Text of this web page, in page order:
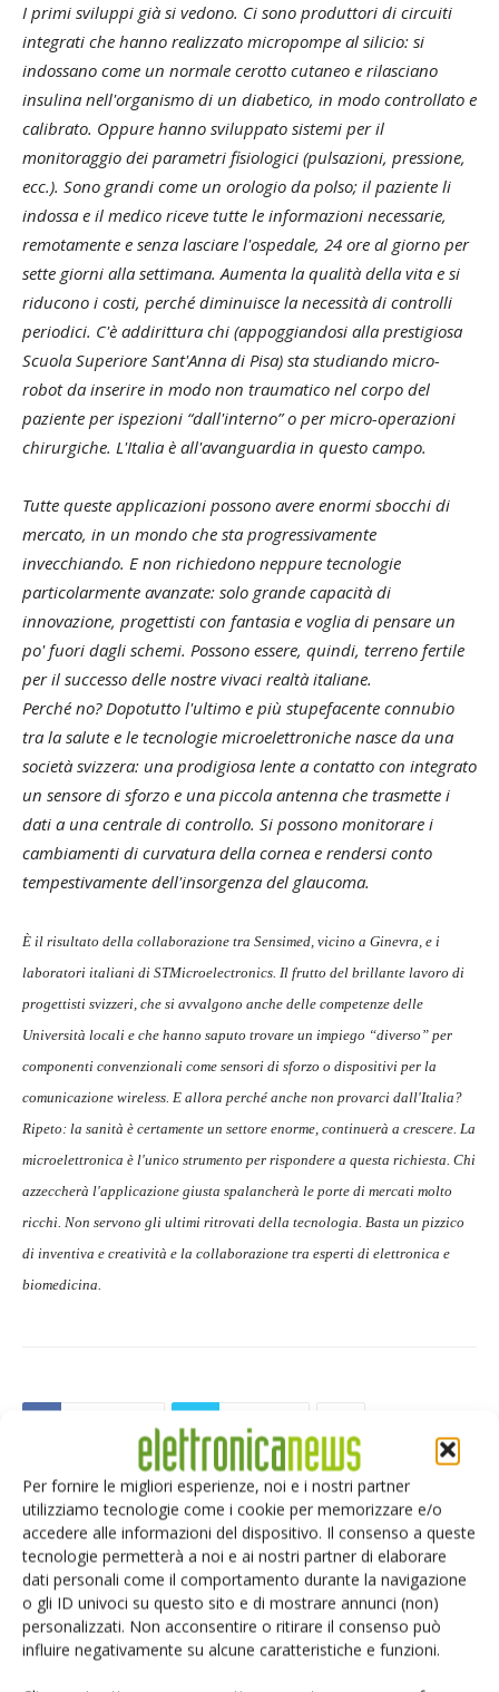
Per fornire le migliori esperienze, noi e i nostri partner
utilizziamo tecnologie come i cookie per memorizzare e/o
accedere alle informazioni del dispositivo. Il consenso a queste
tecnologie permetterà a noi e ai nostri partner di elaborare
dati personali come il comportamento durante la navigazione
o gli ID univoci su questo sito e di mostrare annunci (non)
personalizzati. Non acconsentire o ritirare il consenso può
influire negativamente su alcune caratteristiche e funzioni.
I primi sviluppi già si vedono. Ci sono produttori di circuiti
integrati che hanno realizzato micropompe al silicio: si
indossano come un normale cerotto cutaneo e rilasciano
insulina nell'organismo di un diabetico, in modo controllato e
calibrato. Oppure hanno sviluppato sistemi per il
monitoraggio dei parametri fisiologici (pulsazioni, pressione,
ecc.). Sono grandi come un orologio da polso; il paziente li
indossa e il medico riceve tutte le informazioni necessarie,
remotamente e senza lasciare l'ospedale, 24 ore al giorno per
sette giorni alla settimana. Aumenta la qualità della vita e si
riducono i costi, perché diminuisce la necessità di controlli
periodici. C'è addirittura chi (appoggiandosi alla prestigiosa
Scuola Superiore Sant'Anna di Pisa) sta studiando micro-
robot da inserire in modo non traumatico nel corpo del
paziente per ispezioni “dall'interno” o per micro-operazioni
chirurgiche. L'Italia è all'avanguardia in questo campo.
Tutte queste applicazioni possono avere enormi sbocchi di
mercato, in un mondo che sta progressivamente
invecchiando. E non richiedono neppure tecnologie
particolarmente avanzate: solo grande capacità di
innovazione, progettisti con fantasia e voglia di pensare un
po' fuori dagli schemi. Possono essere, quindi, terreno fertile
per il successo delle nostre vivaci realtà italiane.
Perché no? Dopotutto l'ultimo e più stupefacente connubio
tra la salute e le tecnologie microelettroniche nasce da una
società svizzera: una prodigiosa lente a contatto con integrato
un sensore di sforzo e una piccola antenna che trasmette i
dati a una centrale di controllo. Si possono monitorare i
cambiamenti di curvatura della cornea e rendersi conto
tempestivamente dell'insorgenza del glaucoma.
È il risultato della collaborazione tra Sensimed, vicino a Ginevra, e i
laboratori italiani di STMicroelectronics. Il frutto del brillante lavoro di
progettisti svizzeri, che si avvalgono anche delle competenze delle
Università locali e che hanno saputo trovare un impiego “diverso” per
componenti convenzionali come sensori di sforzo o dispositivi per la
comunicazione wireless. E allora perché anche non provarci dall'Italia?
Ripeto: la sanità è certamente un settore enorme, continuerà a crescere. La
microelettronica è l'unico strumento per rispondere a questa richiesta. Chi
azzeccherà l'applicazione giusta spalancherà le porte di mercati molto
ricchi. Non servono gli ultimi ritrovati della tecnologia. Basta un pizzico
di inventiva e creatività e la collaborazione tra esperti di elettronica e
biomedicina.
Twitter
ARTICOLI CORRELATI ALTRO DALL'AUTORE
L’evoluzione dei componenti
magnetici nel settore dell’elettronica
di potenza